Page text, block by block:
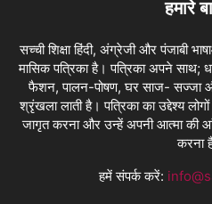
हमारे
सच्ची शिक्षा हिंदी, अंग्रेजी और पंजाबी
मासिक पत्रिका है। पत्रिका अपने साथ;
फैशन, पालन-पोषण, घर साज- सज्जा
श्रृंखला लाती है। पत्रिका का उद्देश्य
जागृत करना और उन्हें अपनी आत्मा की
करना
हमें संपर्क करें: